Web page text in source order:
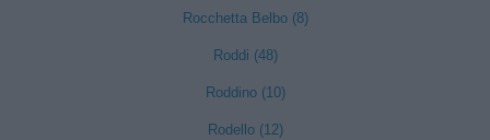
Rocchetta Belbo (8)
Roddi (48)
Roddino (10)
Rodello (12)